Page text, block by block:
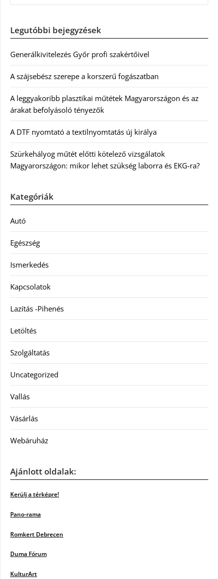
Legutóbbi bejegyzések
Generálkivitelezés Győr profi szakértőivel
A szájsebész szerepe a korszerű fogászatban
A leggyakoribb plasztikai műtétek Magyarországon és az
árakat befolyásoló tényezők
A DTF nyomtató a textilnyomtatás új királya
Szürkehályog műtét előtti kötelező vizsgálatok
Magyarországon: mikor lehet szükség laborra és EKG-ra?
Kategóriák
Autó
Egészség
Ismerkedés
Kapcsolatok
Lazítás -Pihenés
Letöltés
Szolgáltatás
Uncategorized
Vallás
Vásárlás
Webáruház
Ajánlott oldalak:
Kerülj a térképre!
Pano-rama
Romkert Debrecen
Duma Fórum
KulturArt